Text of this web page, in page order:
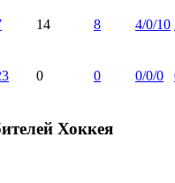
14 8 4/0/10
0 0 0/0/0
Хоккея